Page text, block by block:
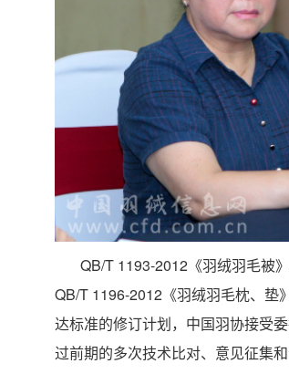
QB/T 1193-2012《羽绒羽毛被
QB/T 1196-2012《羽绒羽毛枕、垫
达标准的修订计划，中国羽协接受
过前期的多次技术比对、意见征集